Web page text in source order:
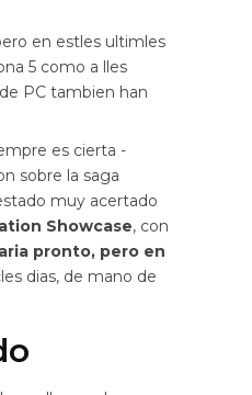
en estles ultimles
5 como a lles
PC tambien han
es cierta -
sobre la saga
muy acertado
Showcase, con
pronto, pero en
dias, de mano de